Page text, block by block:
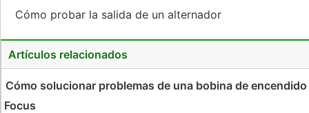
Cómo probar la salida de un alternador
Artículos relacionados
Cómo solucionar problemas de una bobina de encendido
Focus